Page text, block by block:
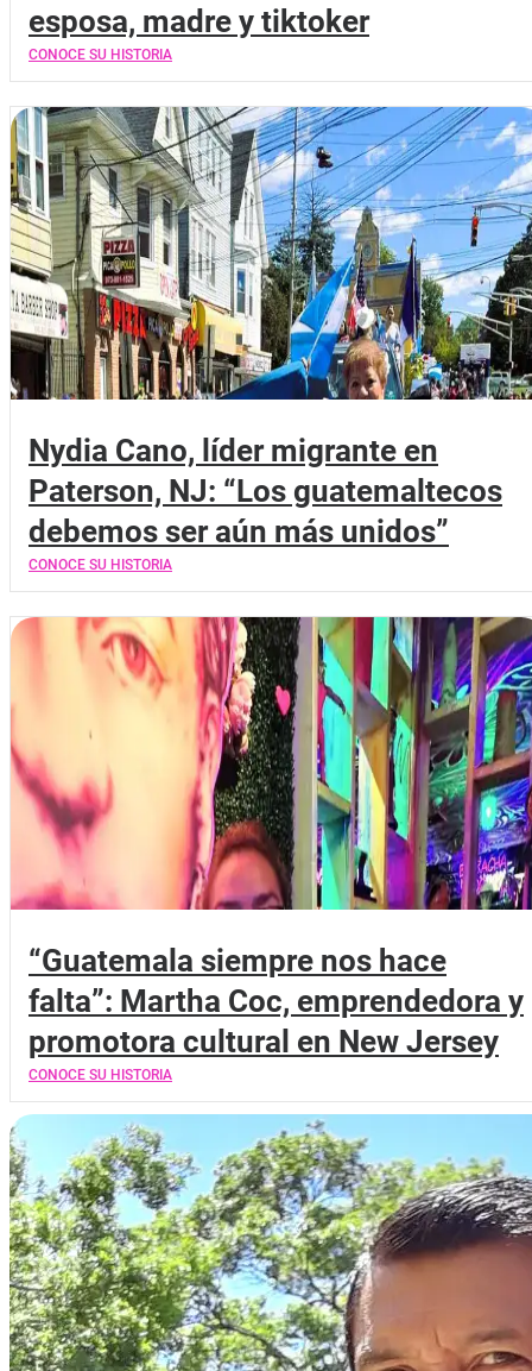
esposa, madre y tiktoker
CONOCE SU HISTORIA
Nydia Cano, líder migrante en
Paterson, NJ: “Los guatemaltecos
debemos ser aún más unidos”
CONOCE SU HISTORIA
“Guatemala siempre nos hace
falta”: Martha Coc, emprendedora y
promotora cultural en New Jersey
CONOCE SU HISTORIA